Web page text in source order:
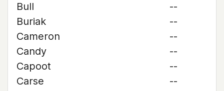
Bull
--
Buriak
--
Cameron
--
Candy
--
Capoot
--
Carse
--